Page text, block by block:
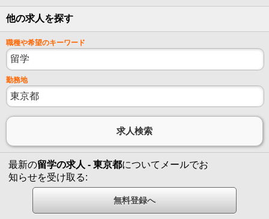
他の求人を探す
職種や希望のキーワード
勤務地
最新の留学の求人 - 東京都についてメールでお
知らせを受け取る: